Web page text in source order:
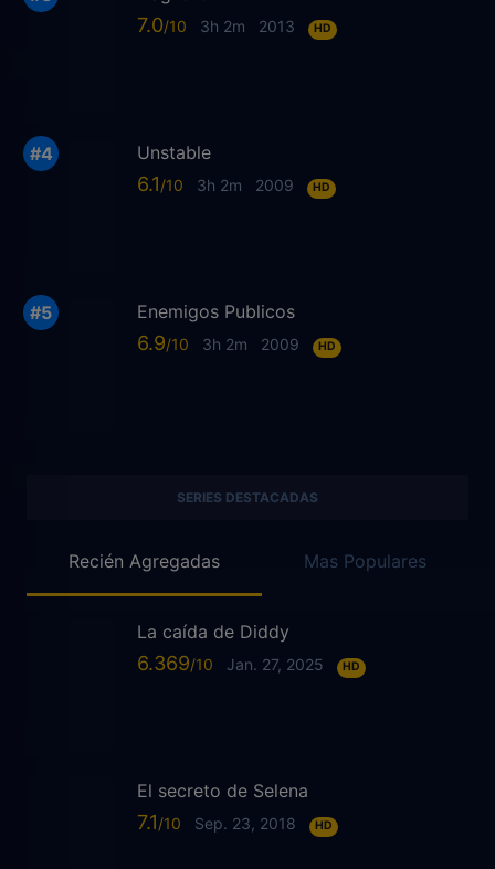
7.0 3h 2m 2013 HD
Unstable
6.1 3h 2m 2009 HD
Enemigos Publicos
6.9 3h 2m 2009 HD
SERIES DESTACADAS
Recién Agregadas Mas Populares
La caída de Diddy
6.369 Jan. 27, 2025 HD
El secreto de Selena
7.1 Sep. 23, 2018 HD